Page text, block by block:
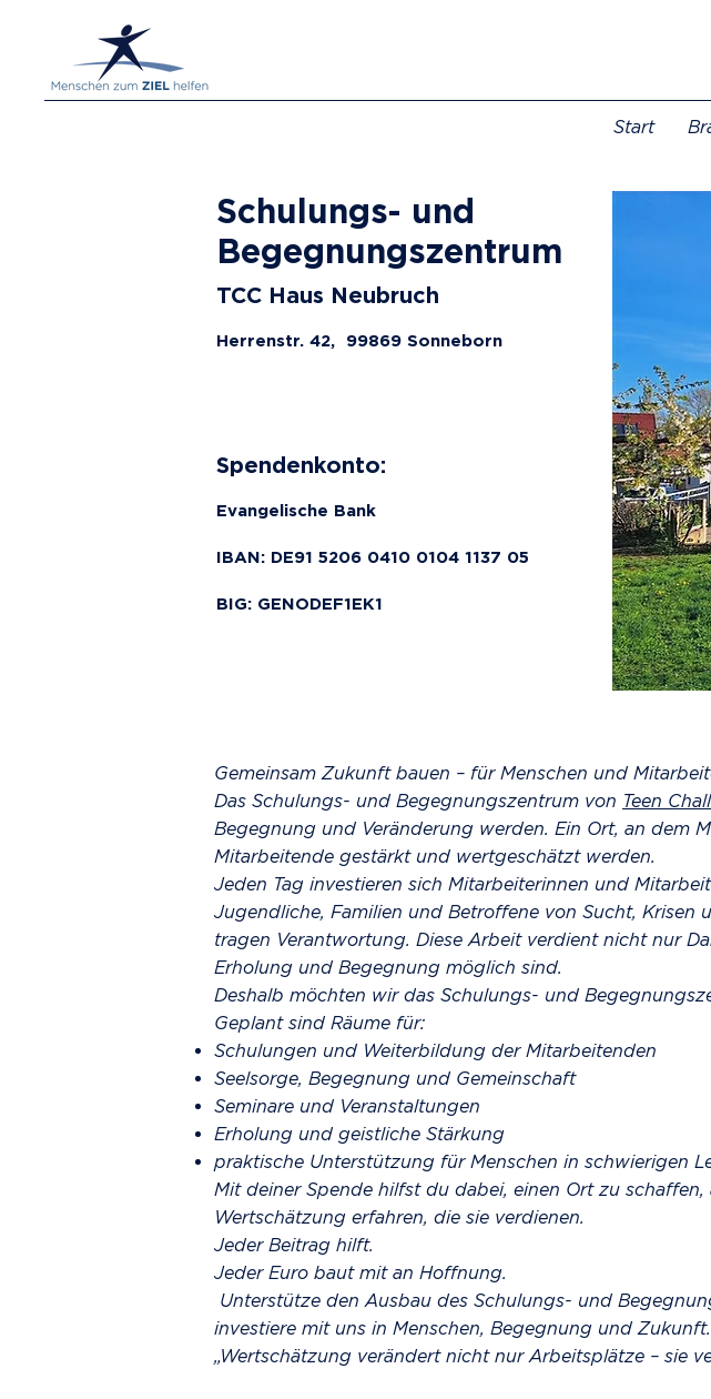
Start
Schulungs- und
Begegnungszentrum
TCC Haus Neubruch
Herrenstr. 42, 99869 Sonneborn
Spendenkonto:
Evangelische Bank
IBAN: DE91 5206 0410 0104 1137 05
BIG: GENODEF1EK1
Gemeinsam Zukunft bauen – für Menschen und
Das Schulungs- und Begegnungszentrum von Teen
Begegnung und Veränderung werden. Ein Ort, an dem
Mitarbeitende gestärkt und wertgeschätzt werden.
Jeden Tag investieren sich Mitarbeiterinnen und
Jugendliche, Familien und Betroffene von Sucht,
tragen Verantwortung. Diese Arbeit verdient nicht nur
Erholung und Begegnung möglich sind.
Deshalb möchten wir das Schulungs- und
Geplant sind Räume für:
Schulungen und Weiterbildung der Mitarbeitenden
Seelsorge, Begegnung und Gemeinschaft
Seminare und Veranstaltungen
Erholung und geistliche Stärkung
praktische Unterstützung für Menschen in schwierigen
Mit deiner Spende hilfst du dabei, einen Ort zu
Wertschätzung erfahren, die sie verdienen.
Jeder Beitrag hilft.
Jeder Euro baut mit an Hoffnung.
Unterstütze den Ausbau des Schulungs- und
investiere mit uns in Menschen, Begegnung und Zukunft.
„Wertschätzung verändert nicht nur Arbeitsplätze – sie